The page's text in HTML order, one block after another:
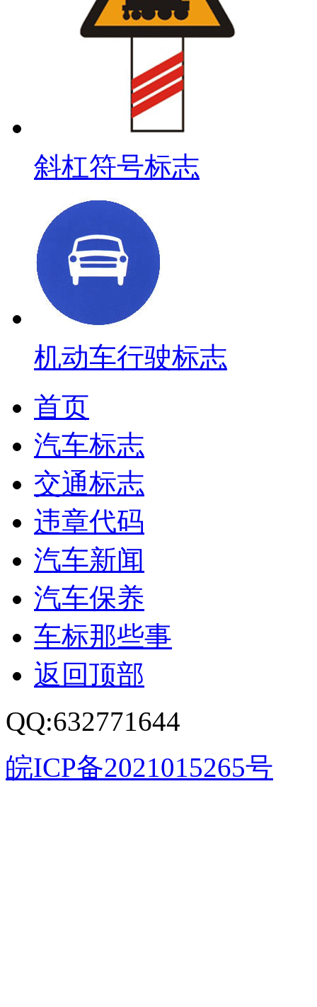
斜杠符号标志
机动车行驶标志
首页
汽车标志
交通标志
违章代码
汽车新闻
汽车保养
车标那些事
返回顶部
QQ:632771644
皖ICP备2021015265号